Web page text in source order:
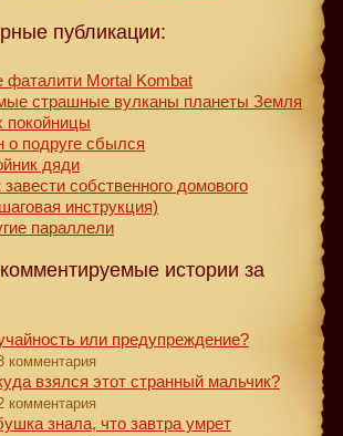
публикации:
фаталити Mortal Kombat
страшные вулканы планеты Земля
покойницы
о подруге сбылся
дяди
завести собственного домового
инструкция)
параллели
истории за
или предупреждение?
комментария
взялся этот странный мальчик?
комментария
знала, что завтра умрет